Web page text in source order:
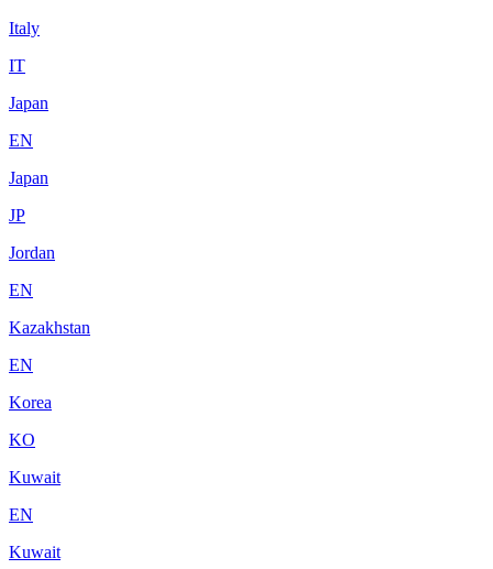
Italy
IT
Japan
EN
Japan
JP
Jordan
EN
Kazakhstan
EN
Korea
KO
Kuwait
EN
Kuwait